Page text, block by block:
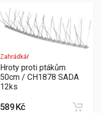
Zahrádkář
Hroty proti ptákům
50cm / CH1878 SADA
12ks
589 Kč